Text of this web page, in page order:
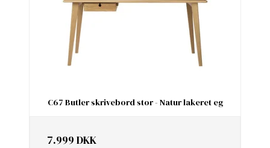
C67 Butler skrivebord stor - Natur lakeret eg
7.999 DKK